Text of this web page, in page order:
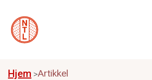
Hjem Artikkel